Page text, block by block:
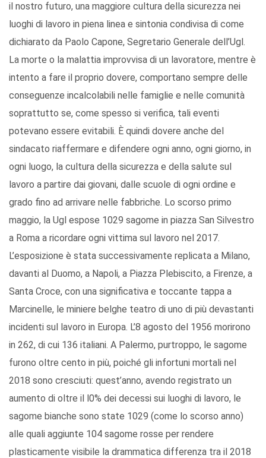
il nostro futuro, una maggiore cultura della sicurezza nei
luoghi di lavoro in piena linea e sintonia condivisa di come
dichiarato da Paolo Capone, Segretario Generale dell’Ugl.
La morte o la malattia improvvisa di un lavoratore, mentre è
intento a fare il proprio dovere, comportano sempre delle
conseguenze incalcolabili nelle famiglie e nelle comunità
soprattutto se, come spesso si verifica, tali eventi
potevano essere evitabili. È quindi dovere anche del
sindacato riaffermare e difendere ogni anno, ogni giorno, in
ogni luogo, la cultura della sicurezza e della salute sul
lavoro a partire dai giovani, dalle scuole di ogni ordine e
grado fino ad arrivare nelle fabbriche. Lo scorso primo
maggio, la Ugl espose 1029 sagome in piazza San Silvestro
a Roma a ricordare ogni vittima sul lavoro nel 2017.
L’esposizione è stata successivamente replicata a Milano,
davanti al Duomo, a Napoli, a Piazza Plebiscito, a Firenze, a
Santa Croce, con una significativa e toccante tappa a
Marcinelle, le miniere belghe teatro di uno di più devastanti
incidenti sul lavoro in Europa. L’8 agosto del 1956 morirono
in 262, di cui 136 italiani. A Palermo, purtroppo, le sagome
furono oltre cento in più, poiché gli infortuni mortali nel
2018 sono cresciuti: quest’anno, avendo registrato un
aumento di oltre il l0% dei decessi sui luoghi di lavoro, le
sagome bianche sono state 1029 (come lo scorso anno)
alle quali aggiunte 104 sagome rosse per rendere
plasticamente visibile la drammatica differenza tra il 2018